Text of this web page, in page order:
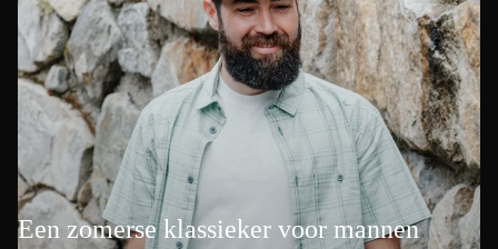
Een zomerse klassieker voor mannen